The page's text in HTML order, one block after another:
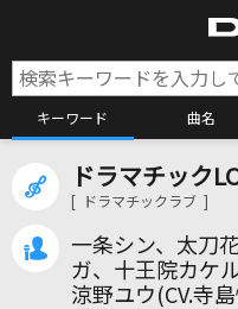
キーワード 曲名
カ
カラ
ドラマチック
[ ドラマチックラブ ]
一条シン、太刀
ガ、十王院カケ
涼野ユウ(CV.寺